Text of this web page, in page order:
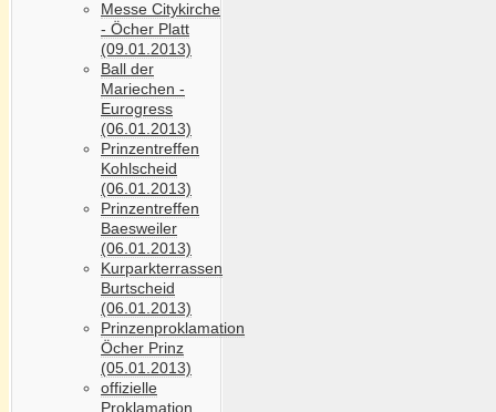
Messe Citykirche
- Öcher Platt
(09.01.2013)
Ball der
Mariechen -
Eurogress
(06.01.2013)
Prinzentreffen
Kohlscheid
(06.01.2013)
Prinzentreffen
Baesweiler
(06.01.2013)
Kurparkterrassen
Burtscheid
(06.01.2013)
Prinzenproklamation
Öcher Prinz
(05.01.2013)
offizielle
Proklamation